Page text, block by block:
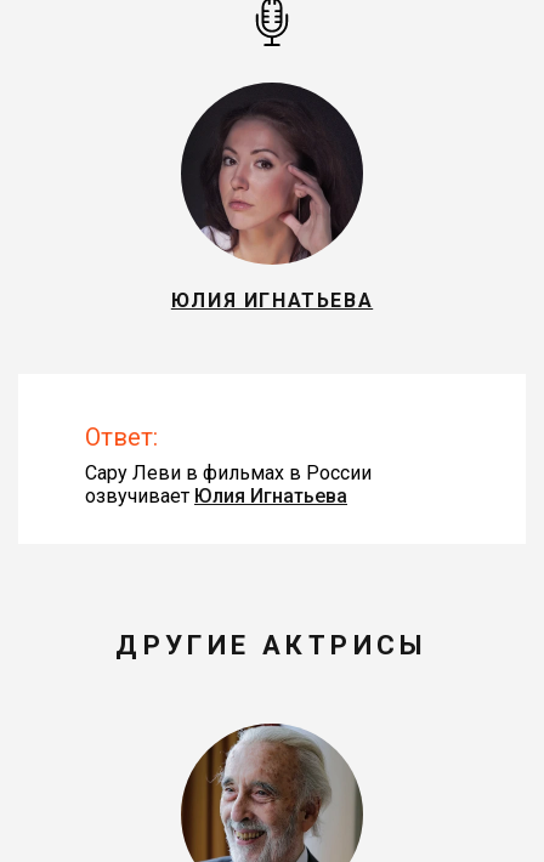
ЮЛИЯ ИГНАТЬЕВА
Ответ:
Сару Леви в фильмах в России
озвучивает Юлия Игнатьева
ДРУГИЕ АКТРИСЫ